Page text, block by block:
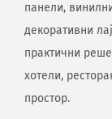
панели,
декоративни
практични
хотели,
простор.